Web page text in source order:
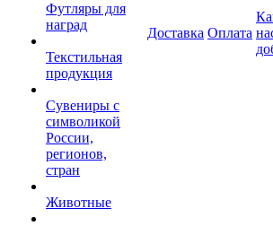
Футляры для
наград
Текстильная
продукция
Сувениры с
символикой
России,
регионов,
стран
Животные
Доставка Оплата